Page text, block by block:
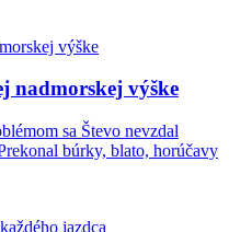
nadmorskej výške
sa Števo nevzdal
búrky, blato, horúčavy